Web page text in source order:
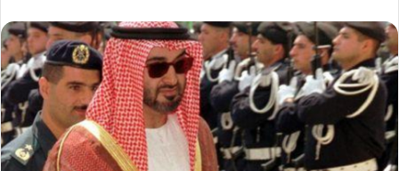
س
ل
ب
ر
ي
د
ا